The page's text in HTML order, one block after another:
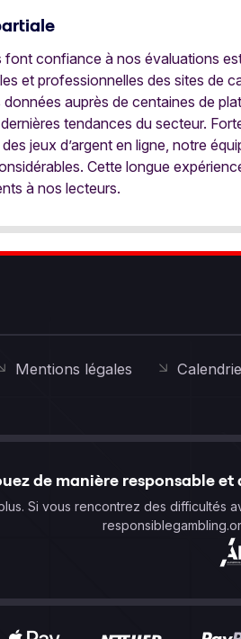
font confiance à nos évaluations
et professionnelles des sites de
auprès de centaines de
tendances du secteur.
jeux d’argent en ligne, notre
Cette longue
à nos lecteurs.
Mentions légales
de manière responsable
Si vous rencontrez des